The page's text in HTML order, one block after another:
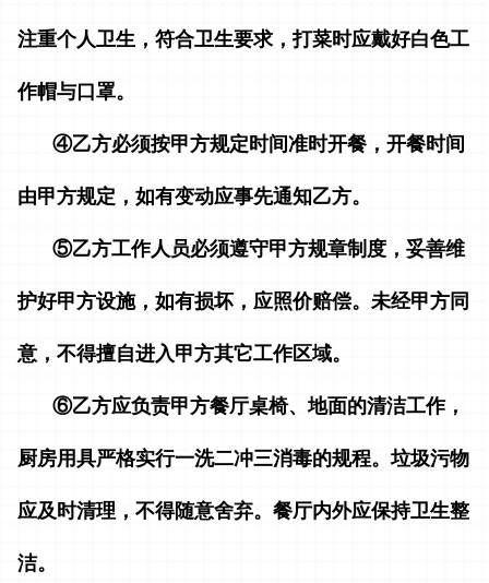
注重个人卫生，符合卫生要求，打菜时应戴好白色工
作帽与口罩。
④乙方必须按甲方规定时间准时开餐，开餐时间
由甲方规定，如有变动应事先通知乙方。
⑤乙方工作人员必须遵守甲方规章制度，妥善维
护好甲方设施，如有损坏，应照价赔偿。未经甲方同
意，不得擅自进入甲方其它工作区域。
⑥乙方应负责甲方餐厅桌椅、地面的清洁工作，
厨房用具严格实行一洗二冲三消毒的规程。垃圾污物
应及时清理，不得随意舍弃。餐厅内外应保持卫生整
洁。